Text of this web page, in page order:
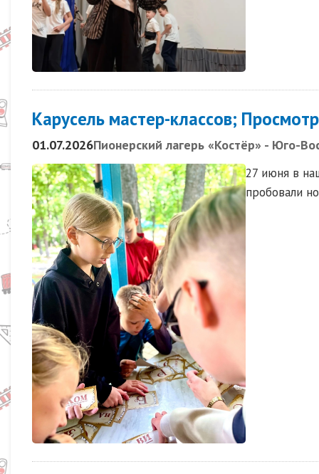
Карусель мастер-классов;
01.07.2026Пионерский лагерь «Костёр» - Юго-
27 июня в
пробовали